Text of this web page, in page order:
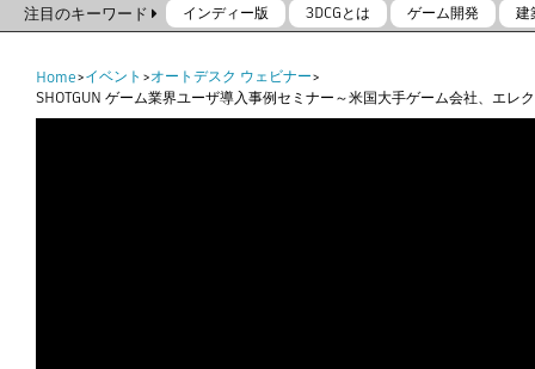
注目のキーワード インディー版 3DCGとは ゲーム開発
建
Home>イベント >オートデスク ウェビナー>
SHOTGUN ゲーム業界ユーザ導入事例セミナー～米国大手ゲーム会社、エ